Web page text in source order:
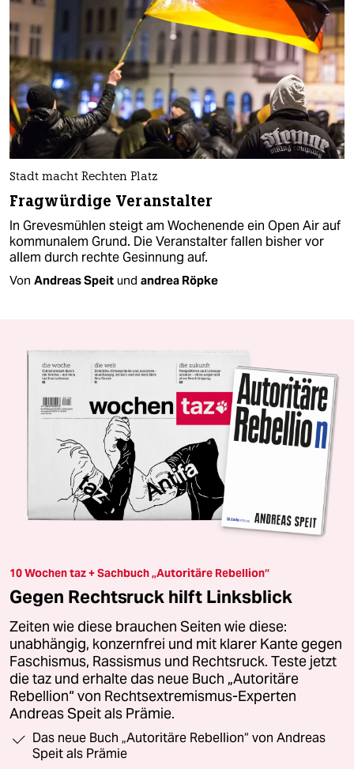
Stadt macht Rechten Platz
Fragwürdige Veranstalter
In Grevesmühlen steigt am Wochenende ein Open Air auf
kommunalem Grund. Die Veranstalter fallen bisher vor
allem durch rechte Gesinnung auf.
Von Andreas Speit und andrea Röpke
10 Wochen taz + Sachbuch „Autoritäre Rebellion“
Gegen Rechtsruck hilft Linksblick
Zeiten wie diese brauchen Seiten wie diese:
unabhängig, konzernfrei und mit klarer Kante gegen
Faschismus, Rassismus und Rechtsruck. Teste jetzt
die taz und erhalte das neue Buch „Autoritäre
Rebellion“ von Rechtsextremismus-Experten
Andreas Speit als Prämie.
Das neue Buch „Autoritäre Rebellion“ von Andreas
Speit als Prämie